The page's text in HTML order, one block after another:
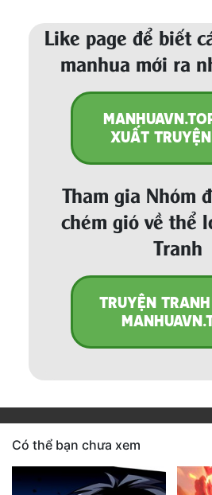
Like page để biết
manhua mới ra
XUẤT
Tham gia Nhóm
chém gió về thể
Tranh
TRUYỆN
Có thể bạn chưa xem